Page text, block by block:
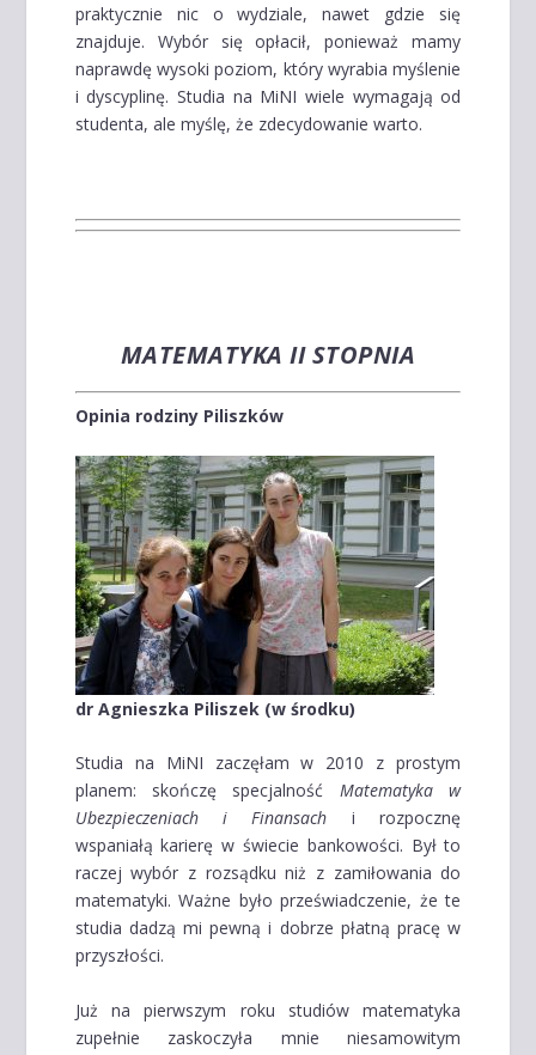
praktycznie nic o wydziale, nawet gdzie się
znajduje. Wybór się opłacił, ponieważ mamy
naprawdę wysoki poziom, który wyrabia myślenie
i dyscyplinę. Studia na MiNI wiele wymagają od
studenta, ale myślę, że zdecydowanie warto.
MATEMATYKA II STOPNIA
Opinia rodziny Piliszków
dr Agnieszka Piliszek (w środku)
Studia na MiNI zaczęłam w 2010 z prostym
planem: skończę specjalność Matematyka w
Ubezpieczeniach i Finansach i rozpocznę
wspaniałą karierę w świecie bankowości. Był to
raczej wybór z rozsądku niż z zamiłowania do
matematyki. Ważne było przeświadczenie, że te
studia dadzą mi pewną i dobrze płatną pracę w
przyszłości.
Już na pierwszym roku studiów matematyka
zupełnie zaskoczyła mnie niesamowitym